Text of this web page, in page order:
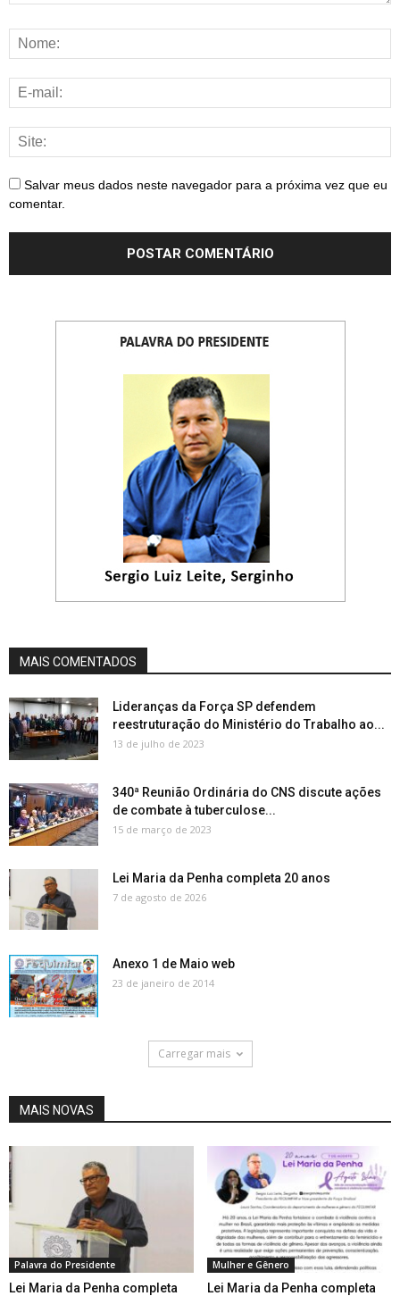
Salvar meus dados neste navegador para a próxima vez que eu
comentar.
MAIS COMENTADOS
Lideranças da Força SP defendem
reestruturação do Ministério do Trabalho ao...
13 de julho de 2023
340ª Reunião Ordinária do CNS discute ações
de combate à tuberculose...
15 de março de 2023
Lei Maria da Penha completa 20 anos
7 de agosto de 2026
Anexo 1 de Maio web
23 de janeiro de 2014
Carregar mais
MAIS NOVAS
Palavra do Presidente
Lei Maria da Penha completa
Mulher e Gênero
Lei Maria da Penha completa